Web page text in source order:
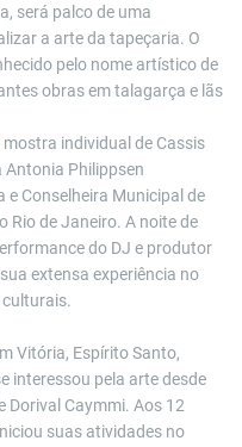
será palco de uma
a arte da tapeçaria. O
pelo nome artístico de
obras em talagarça e lãs
individual de Cassis
Antonia Philippsen
Conselheira Municipal de
Rio de Janeiro. A noite de
do DJ e produtor
extensa experiência no
Vitória, Espírito Santo,
interessou pela arte desde
Dorival Caymmi. Aos 12
suas atividades no